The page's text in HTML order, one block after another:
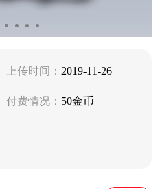
上传时间： 2019-11-26
付费情况： 50金币